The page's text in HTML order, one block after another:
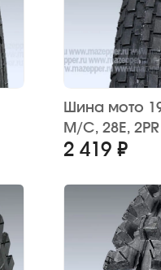
Шина мото
M/C, 28E,
"ПЕТРОШИНА"
2 419 ₽